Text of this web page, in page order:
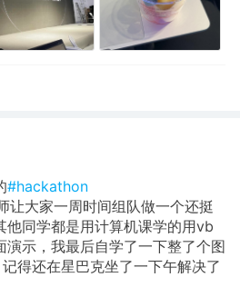
#hackathon
让大家一周时间组队做一个还挺
他同学都是用计算机课学的用vb
演示，我最后自学了一下整了个图
得还在星巴克坐了一下午解决了